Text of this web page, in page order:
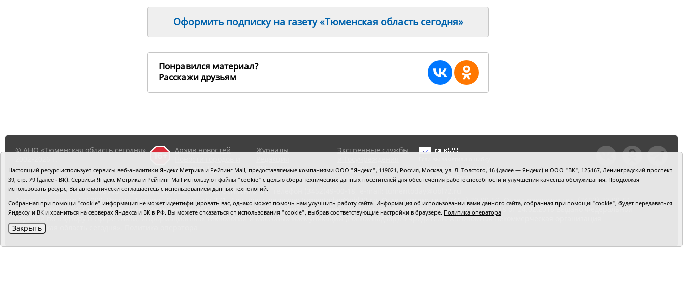
Оформить подписку на газету «Тюменская область сегодня»
Понравился материал?
Расскажи друзьям
© АНО «Тюменская область сегодня»,
Архив новостей
районов ТО
Журналы
RSS поток
Экстренные службы
Сведения об
организации
выделите мышкой текст и
нажмитеCtrl+Enter
Главный редактор Рябков А.В. Редакция: 625002, Тюмень, Осипенко, 81,
Адрес для писем: 625000, Россия, Тюмень, Почтамт, а/я 371. Для пресс-релизов: tumentoday@obl72.ru. Отдел писем: тел. (3452) 39-90-59. Отдел рекламы: тел. (3452) 39-90-51.
Регистрация СМИ: Сетевое издание «Интернет-газета «Тюменская область сегодня», свидетельство о регистрации СМИ Эл № ФС77-64918 от 24.02.2016 выдано Федеральной
службой по надзору в сфере связи, информационных технологий и массовых коммуникаций (Роскомнадзор). Учредитель: Автономная некоммерческая организация
«Тюменская область сегодня».
Настоящий ресурс использует сервисы веб-аналитики Яндекс Метрика и Рейтинг Mail, предоставляемые компаниями ООО "Яндекс", 119021, Россия, Москва, ул. Л. Толстого, 16 (далее — Яндекс) и ООО "ВК", 125167, Ленинградский проспект
39, стр. 79 (далее - ВК). Сервисы Яндекс Метрика и Рейтинг Mail используют файлы "cookie" с целью сбора технических данных посетителей для обеспечения работоспособности и улучшения качества обслуживания. Продолжая
использовать ресурс, Вы автоматически соглашаетесь с использованием данных технологий.
Собранная при помощи "cookie" информация не может идентифицировать вас, однако может помочь нам улучшить работу сайта. Информация об использовании вами данного сайта, собранная при помощи "cookie", будет передаваться
Яндексу и ВК и храниться на серверах Яндекса и ВК в РФ. Вы можете отказаться от использования "cookie", выбрав соответствующие настройки в браузере. Политика оператора
Закрыть